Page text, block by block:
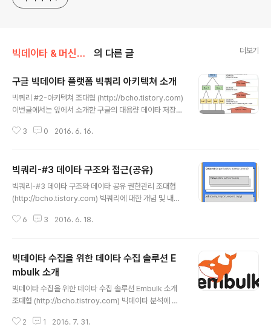
https://www.linkedin.com/in/terrycho75/
빅데이타 & 머신러닝/Google BigQuery 의 다른 글 더보기
구글 빅데이타 플랫폼 빅쿼리 아키텍쳐 소개
빅쿼리 #2-아키텍쳐 조대협 (http://bcho.tistory.com)
이번글에서는 앞에서 소개한 구글의 대용량 데이타 저장/
록 한다.컬럼 기반 저장소다음과 같은 테이블이 있다고 하
E 1 : “001;Cho;Terry;Seoul;30,002;Lee;Simon;Su
won;40,003;Kim;Carl;Busan;22” 그래서 하나의 레코
드를 가지고 오면 그 레코드에 해당하는 모든 값을 가지고
다음과 같이 다른 파일에 나눠서 저장한다. FILE 1: 001:C
3 0 2016. 6. 16.
빅쿼리-#3 데이타 구조와 접근(공유)
빅쿼리-#3 데이타 구조와 데이타 공유 권한관리 조대협
(http://bcho.tistory.com) 빅쿼리에 대한 개념 및 내부
이타에 대한 권한 관리에 대해서 알아보도록 한다.데이타
프로젝트 (Project)먼저 프로젝트라는 개념을 가지고 있
다. 하나의 프로젝트에는 여러개의 데이타셋이 들어갈 수
있다. 데이타셋 (Dataset)데이타셋은 MySQL의 DB와
같은 개념으로, 여러개의 테이블을 가지고 있는 테이블의
집합이다. 이 단위로 다른 사용자와 데이타를 공유할 수 있
다.테이블 (Table)데이타를 저장하고 있는 테이블이다. 잡
6 3 2016. 6. 18.
빅데이타 수집을 위한 데이타 수집 솔루션 E
mbulk 소개
빅데이타 수집을 위한 데이타 수집 솔루션 Embulk 소개
조대협 (http://bcho.tistroy.com) 빅데이타 분석에 있
로 부터 생성되는 데이타를 어떻게 모을 것인가이다. 얼마
2 1 2016. 7. 31.